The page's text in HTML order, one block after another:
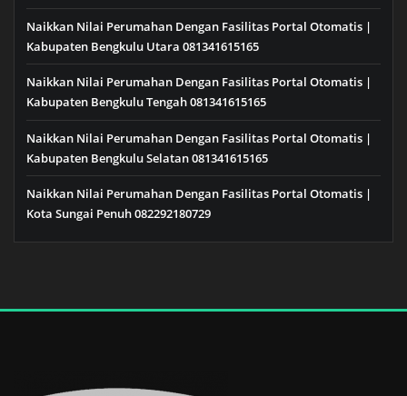
Naikkan Nilai Perumahan Dengan Fasilitas Portal Otomatis |
Kabupaten Bengkulu Utara 081341615165
Naikkan Nilai Perumahan Dengan Fasilitas Portal Otomatis |
Kabupaten Bengkulu Tengah 081341615165
Naikkan Nilai Perumahan Dengan Fasilitas Portal Otomatis |
Kabupaten Bengkulu Selatan 081341615165
Naikkan Nilai Perumahan Dengan Fasilitas Portal Otomatis |
Kota Sungai Penuh 082292180729